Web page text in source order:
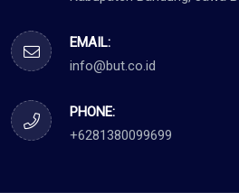
EMAIL:
info@but.co.id
PHONE:
+6281380099699